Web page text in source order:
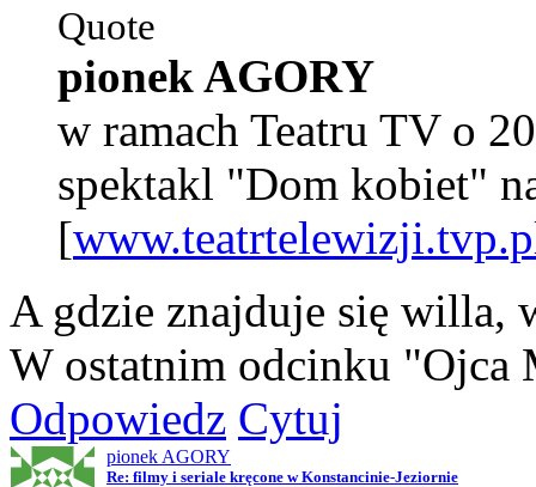
Quote
pionek AGORY
w ramach Teatru TV o
spektakl "Dom kobiet"
[
A gdzie znajduje się willa,
W ostatnim odcinku "Ojca
Odpowiedz Cytuj
pionek AGORY
Re: filmy i seriale kręcone w Konstancinie-Jeziornie